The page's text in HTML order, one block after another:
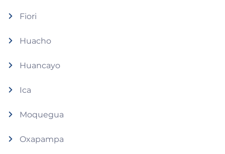
Fiori
Huacho
Huancayo
Ica
Moquegua
Oxapampa